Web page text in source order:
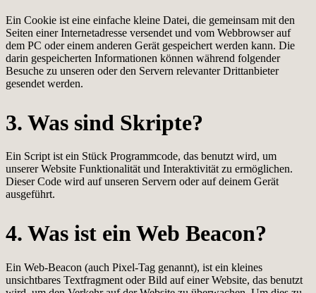
Ein Cookie ist eine einfache kleine Datei, die gemeinsam mit den
Seiten einer Internetadresse versendet und vom Webbrowser auf
dem PC oder einem anderen Gerät gespeichert werden kann. Die
darin gespeicherten Informationen können während folgender
Besuche zu unseren oder den Servern relevanter Drittanbieter
gesendet werden.
3. Was sind Skripte?
Ein Script ist ein Stück Programmcode, das benutzt wird, um
unserer Website Funktionalität und Interaktivität zu ermöglichen.
Dieser Code wird auf unseren Servern oder auf deinem Gerät
ausgeführt.
4. Was ist ein Web Beacon?
Ein Web-Beacon (auch Pixel-Tag genannt), ist ein kleines
unsichtbares Textfragment oder Bild auf einer Website, das benutzt